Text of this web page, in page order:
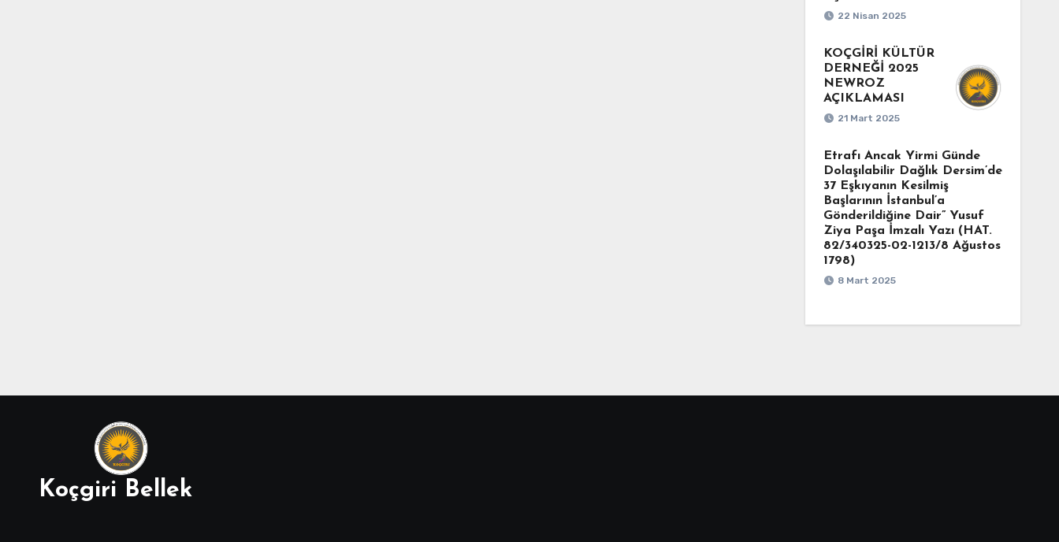
22 Nisan 2025
KOÇGİRİ KÜLTÜR
DERNEĞİ 2025
NEWROZ
AÇIKLAMASI
21 Mart 2025
Etrafı Ancak Yirmi Günde
Dolaşılabilir Dağlık Dersim’de
37 Eşkıyanın Kesilmiş
Başlarının İstanbul’a
Gönderildiğine Dair” Yusuf
Ziya Paşa İmzalı Yazı (HAT.
82/340325-02-1213/8 Ağustos
1798)
8 Mart 2025
Koçgiri Bellek